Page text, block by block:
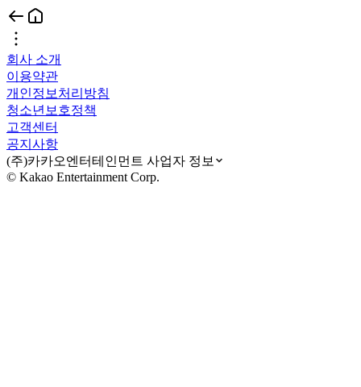
회사 소개
이용약관
개인정보처리방침
청소년보호정책
고객센터
공지사항
(주)카카오엔터테인먼트 사업자 정보
© Kakao Entertainment Corp.